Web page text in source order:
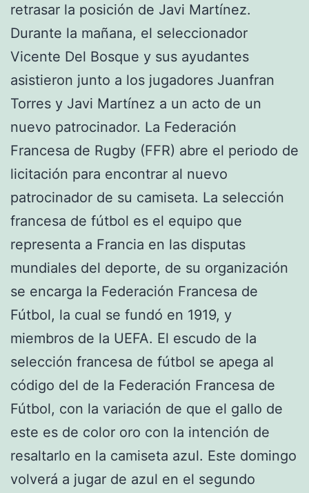
retrasar la posición de Javi Martínez.
Durante la mañana, el seleccionador
Vicente Del Bosque y sus ayudantes
asistieron junto a los jugadores Juanfran
Torres y Javi Martínez a un acto de un
nuevo patrocinador. La Federación
Francesa de Rugby (FFR) abre el periodo de
licitación para encontrar al nuevo
patrocinador de su camiseta. La selección
francesa de fútbol es el equipo que
representa a Francia en las disputas
mundiales del deporte, de su organización
se encarga la Federación Francesa de
Fútbol, la cual se fundó en 1919, y
miembros de la UEFA. El escudo de la
selección francesa de fútbol se apega al
código del de la Federación Francesa de
Fútbol, con la variación de que el gallo de
este es de color oro con la intención de
resaltarlo en la camiseta azul. Este domingo
volverá a jugar de azul en el segundo